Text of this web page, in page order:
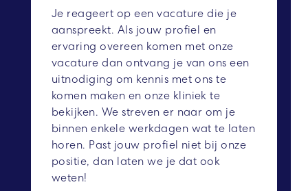
Je reageert op een vacature die je
aanspreekt. Als jouw profiel en
ervaring overeen komen met onze
vacature dan ontvang je van ons een
uitnodiging om kennis met ons te
komen maken en onze kliniek te
bekijken. We streven er naar om je
binnen enkele werkdagen wat te laten
horen. Past jouw profiel niet bij onze
positie, dan laten we je dat ook
weten!